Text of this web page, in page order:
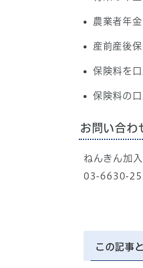
農業者年
産前産後
保険料を
保険料の
お問い合わ
ねんきん加
03-6630-
この記事